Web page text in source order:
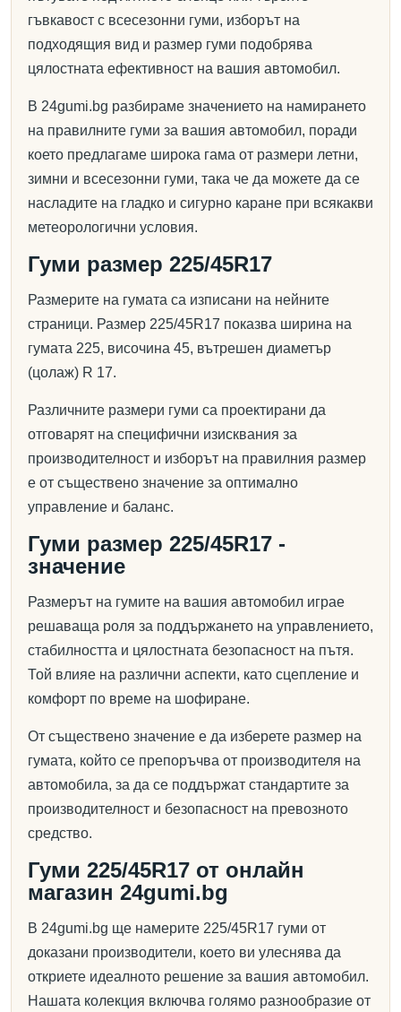
гъвкавост с всесезонни гуми, изборът на
подходящия вид и размер гуми подобрява
цялостната ефективност на вашия автомобил.
В 24gumi.bg разбираме значението на намирането
на правилните гуми за вашия автомобил, поради
което предлагаме широка гама от размери летни,
зимни и всесезонни гуми, така че да можете да се
насладите на гладко и сигурно каране при всякакви
метеорологични условия.
Гуми размер 225/45R17
Размерите на гумата са изписани на нейните
страници. Размер 225/45R17 показва ширина на
гумата 225, височина 45, вътрешен диаметър
(цолаж) R 17.
Различните размери гуми са проектирани да
отговарят на специфични изисквания за
производителност и изборът на правилния размер
е от съществено значение за оптимално
управление и баланс.
Гуми размер 225/45R17 -
значение
Размерът на гумите на вашия автомобил играе
решаваща роля за поддържането на управлението,
стабилността и цялостната безопасност на пътя.
Той влияе на различни аспекти, като сцепление и
комфорт по време на шофиране.
От съществено значение е да изберете размер на
гумата, който се препоръчва от производителя на
автомобила, за да се поддържат стандартите за
производителност и безопасност на превозното
средство.
Гуми 225/45R17 от онлайн
магазин 24gumi.bg
В 24gumi.bg ще намерите 225/45R17 гуми от
доказани производители, което ви улеснява да
откриете идеалното решение за вашия автомобил.
Нашата колекция включва голямо разнообразие от